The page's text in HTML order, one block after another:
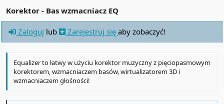
Korektor - Bas wzmacniacz EQ
Zaloguj lub Zarejestruj się aby zobaczyć!
Equalizer to łatwy w użyciu korektor muzyczny z pięciopasmowym
korektorem, wzmacniaczem basów, wirtualizatorem 3D i
wzmacniaczem głośności!